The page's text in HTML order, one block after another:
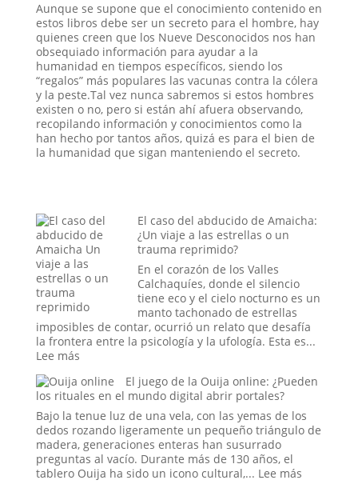
Aunque se supone que el conocimiento contenido en
estos libros debe ser un secreto para el hombre, hay
quienes creen que los Nueve Desconocidos nos han
obsequiado información para ayudar a la
humanidad en tiempos específicos, siendo los
“regalos” más populares las vacunas contra la cólera
y la peste.Tal vez nunca sabremos si estos hombres
existen o no, pero si están ahí afuera observando,
recopilando información y conocimientos como la
han hecho por tantos años, quizá es para el bien de
la humanidad que sigan manteniendo el secreto.
El caso del abducido de Amaicha:
¿Un viaje a las estrellas o un
trauma reprimido?
En el corazón de los Valles
Calchaquíes, donde el silencio
tiene eco y el cielo nocturno es un
manto tachonado de estrellas
imposibles de contar, ocurrió un relato que desafía
la frontera entre la psicología y la ufología. Esta es...
Lee más:
caso
del
abducido
de
Amaicha:
¿Un
viaje
El juego de la Ouija online: ¿Pueden
los rituales en el mundo digital abrir portales?
Bajo la tenue luz de una vela, con las yemas de los
dedos rozando ligeramente un pequeño triángulo de
madera, generaciones enteras han susurrado
preguntas al vacío. Durante más de 130 años, el
tablero Ouija ha sido un icono cultural,... Lee más: